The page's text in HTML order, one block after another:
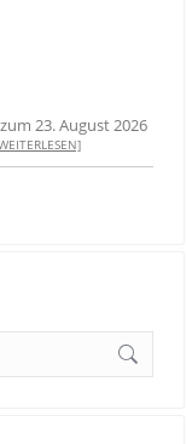
23. August 2026